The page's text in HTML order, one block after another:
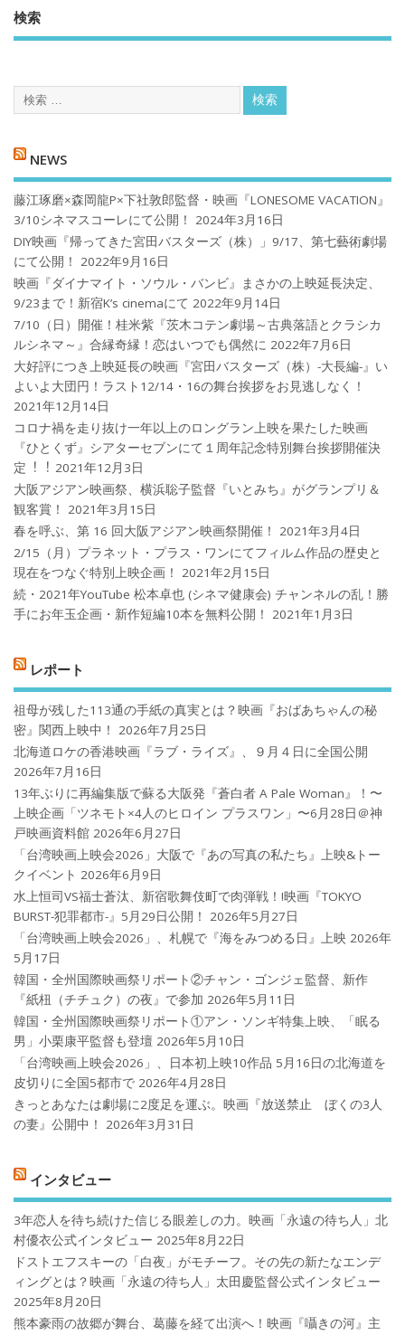
検索
NEWS
藤江琢磨×森岡龍P×下社敦郎監督・映画『LONESOME VACATION』
3/10シネマスコーレにて公開！
2024年3月16日
DIY映画『帰ってきた宮田バスターズ（株）」9/17、第七藝術劇場
にて公開！
2022年9月16日
映画『ダイナマイト・ソウル・バンビ』まさかの上映延長決定、
9/23まで！新宿K’s cinemaにて 2022年9月14日
7/10（日）開催！桂米紫『茨木コテン劇場～古典落語とクラシカ
ルシネマ～』合縁奇縁！恋はいつでも偶然に 2022年7月6日
大好評につき上映延長の映画『宮田バスターズ（株）-大長編-』い
よいよ大団円！ラスト12/14・16の舞台挨拶をお見逃しなく！
2021年12月14日
コロナ禍を⾛り抜け⼀年以上のロングラン上映を果たした映画
『ひとくず』シアターセブンにて１周年記念特別舞台挨拶開催決
定︕︕ 2021年12月3日
大阪アジアン映画祭、横浜聡子監督『いとみち』がグランプリ＆
観客賞！
2021年3月15日
春を呼ぶ、第 16 回大阪アジアン映画祭開催！
2021年3月4日
2/15（月）プラネット・プラス・ワンにてフィルム作品の歴史と
現在をつなぐ特別上映企画！
2021年2月15日
続・2021年YouTube 松本卓也 (シネマ健康会) チャンネルの乱！勝
手にお年玉企画・新作短編10本を無料公開！
2021年1月3日
レポート
祖母が残した113通の手紙の真実とは？映画『おばあちゃんの秘
密』関西上映中！
2026年7月25日
北海道ロケの香港映画『ラブ・ライズ』、９月４日に全国公開
2026年7月16日
13年ぶりに再編集版で蘇る大阪発『蒼白者 A Pale Woman』！〜
上映企画「ツネモト×4人のヒロイン プラスワン」〜6月28日＠神
戸映画資料館 2026年6月27日
「台湾映画上映会2026」大阪で『あの写真の私たち』上映&トー
クイベント 2026年6月9日
水上恒司VS福士蒼汰、新宿歌舞伎町で肉弾戦！!映画『TOKYO
BURST-犯罪都市-』5月29日公開！
2026年5月27日
「台湾映画上映会2026」、札幌で『海をみつめる日』上映 2026年
5月17日
韓国・全州国際映画祭リポート②チャン・ゴンジェ監督、新作
『紙杻（チチュク）の夜』で参加 2026年5月11日
韓国・全州国際映画祭リポート①アン・ソンギ特集上映、「眠る
男」小栗康平監督も登壇 2026年5月10日
「台湾映画上映会2026」、日本初上映10作品 5月16日の北海道を
皮切りに全国5都市で 2026年4月28日
きっとあなたは劇場に2度足を運ぶ。映画『放送禁止 ぼくの3人
の妻』公開中！
2026年3月31日
インタビュー
3年恋人を待ち続けた信じる眼差しの力。映画「永遠の待ち人」北
村優衣公式インタビュー 2025年8月22日
ドストエフスキーの「白夜」がモチーフ。その先の新たなエンデ
ィングとは？映画「永遠の待ち人」太田慶監督公式インタビュー
2025年8月20日
熊本豪雨の故郷が舞台、葛藤を経て出演へ！映画『囁きの河』主